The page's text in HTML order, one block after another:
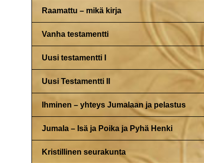
Raamattu – mikä kirja
Vanha testamentti
Uusi testamentti I
Uusi Testamentti II
Ihminen – yhteys Jumalaan ja pelastus
Jumala – Isä ja Poika ja Pyhä Henki
Kristillinen seurakunta